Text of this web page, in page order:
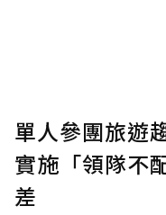
單人參團旅遊
實施「領隊不
差